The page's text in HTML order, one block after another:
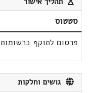
סטטוס
פרסום לתוקף ברשומות
גושים וחלקות